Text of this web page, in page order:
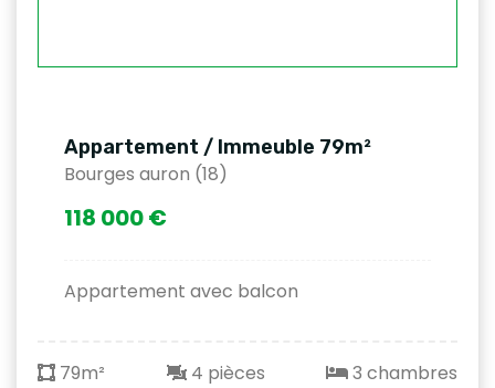
Appartement / Immeuble 79m²
Bourges auron (18)
118 000 €
Appartement avec balcon
79m² 4 pièces 3 chambres